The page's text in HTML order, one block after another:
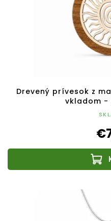
Drevený prívesok z
vkladom -